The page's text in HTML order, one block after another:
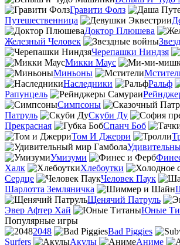
Гравити Фолз
Путешественница
Доктор Плюшева
Железный Человек
Черепашки Ниндзя
Микки Маус
Миньоны
Наследники
Ральф
Рапунцель
Симпсоны
Патруль
Скуби Ду
Прекрасная
Спанч Боб
Том И Джерри
Умизуми
Халк
Хлебоутки
Сердце
Человек Паук
Шарлотта Земляничка
Щенячий Патруль
Эвер Афтер Хай
Юные
Популярные игры
2048
Bad Piggies
Surfers
Акулы Аниме